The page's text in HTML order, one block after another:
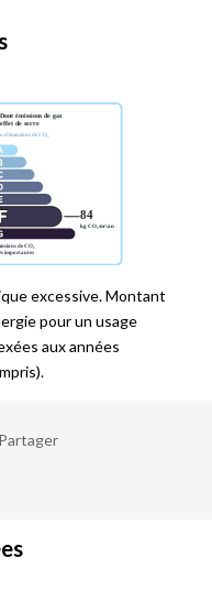
excessive. Montant
pour un usage
aux années
Partager